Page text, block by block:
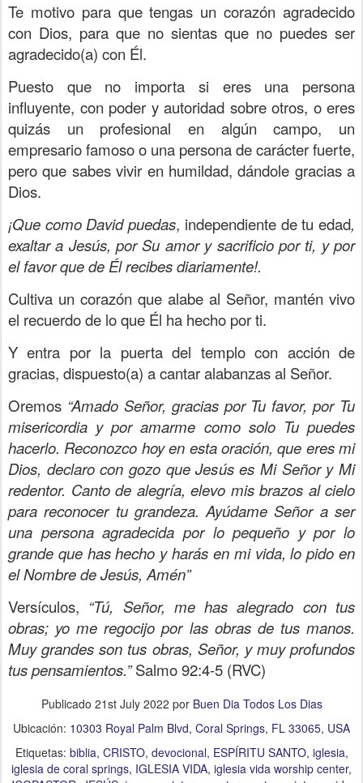
Te motivo para que tengas un corazón agradecido
con Dios, para que no sientas que no puedes ser
agradecido(a) con Él.
Puesto que no importa si eres una persona
influyente, con poder y autoridad sobre otros, o eres
quizás un profesional en algún campo, un
empresario famoso o una persona de carácter fuerte,
pero que sabes vivir en humildad, dándole gracias a
Dios.
¡Que como David puedas, independiente de tu edad,
exaltar a Jesús, por Su amor y sacrificio por ti, y por
el favor que de Él recibes diariamente!.
Cultiva un corazón que alabe al Señor, mantén vivo
el recuerdo de lo que Él ha hecho por ti.
Y entra por la puerta del templo con acción de
gracias, dispuesto(a) a cantar alabanzas al Señor.
Oremos “Amado Señor, gracias por Tu favor, por Tu
misericordia y por amarme como solo Tu puedes
hacerlo. Reconozco hoy en esta oración, que eres mi
Dios, declaro con gozo que Jesús es Mi Señor y Mi
redentor. Canto de alegría, elevo mis brazos al cielo
para reconocer tu grandeza. Ayúdame Señor a ser
una persona agradecida por lo pequeño y por lo
grande que has hecho y harás en mi vida, lo pido en
el Nombre de Jesús, Amén”
Versículos, “Tú, Señor, me has alegrado con tus
obras; yo me regocijo por las obras de tus manos.
Muy grandes son tus obras, Señor, y muy profundos
tus pensamientos.”Salmo 92:4-5 (RVC)
Publicado 21st July 2022 por Buen Dia Todos Los Dias
Ubicación: 10303 Royal Palm Blvd, Coral Springs, FL 33065, USA
Etiquetas: biblia CRISTO devocional ESPÍRITU SANTO iglesia
iglesia de coral springs IGLESIA VIDA iglesia vida worship center